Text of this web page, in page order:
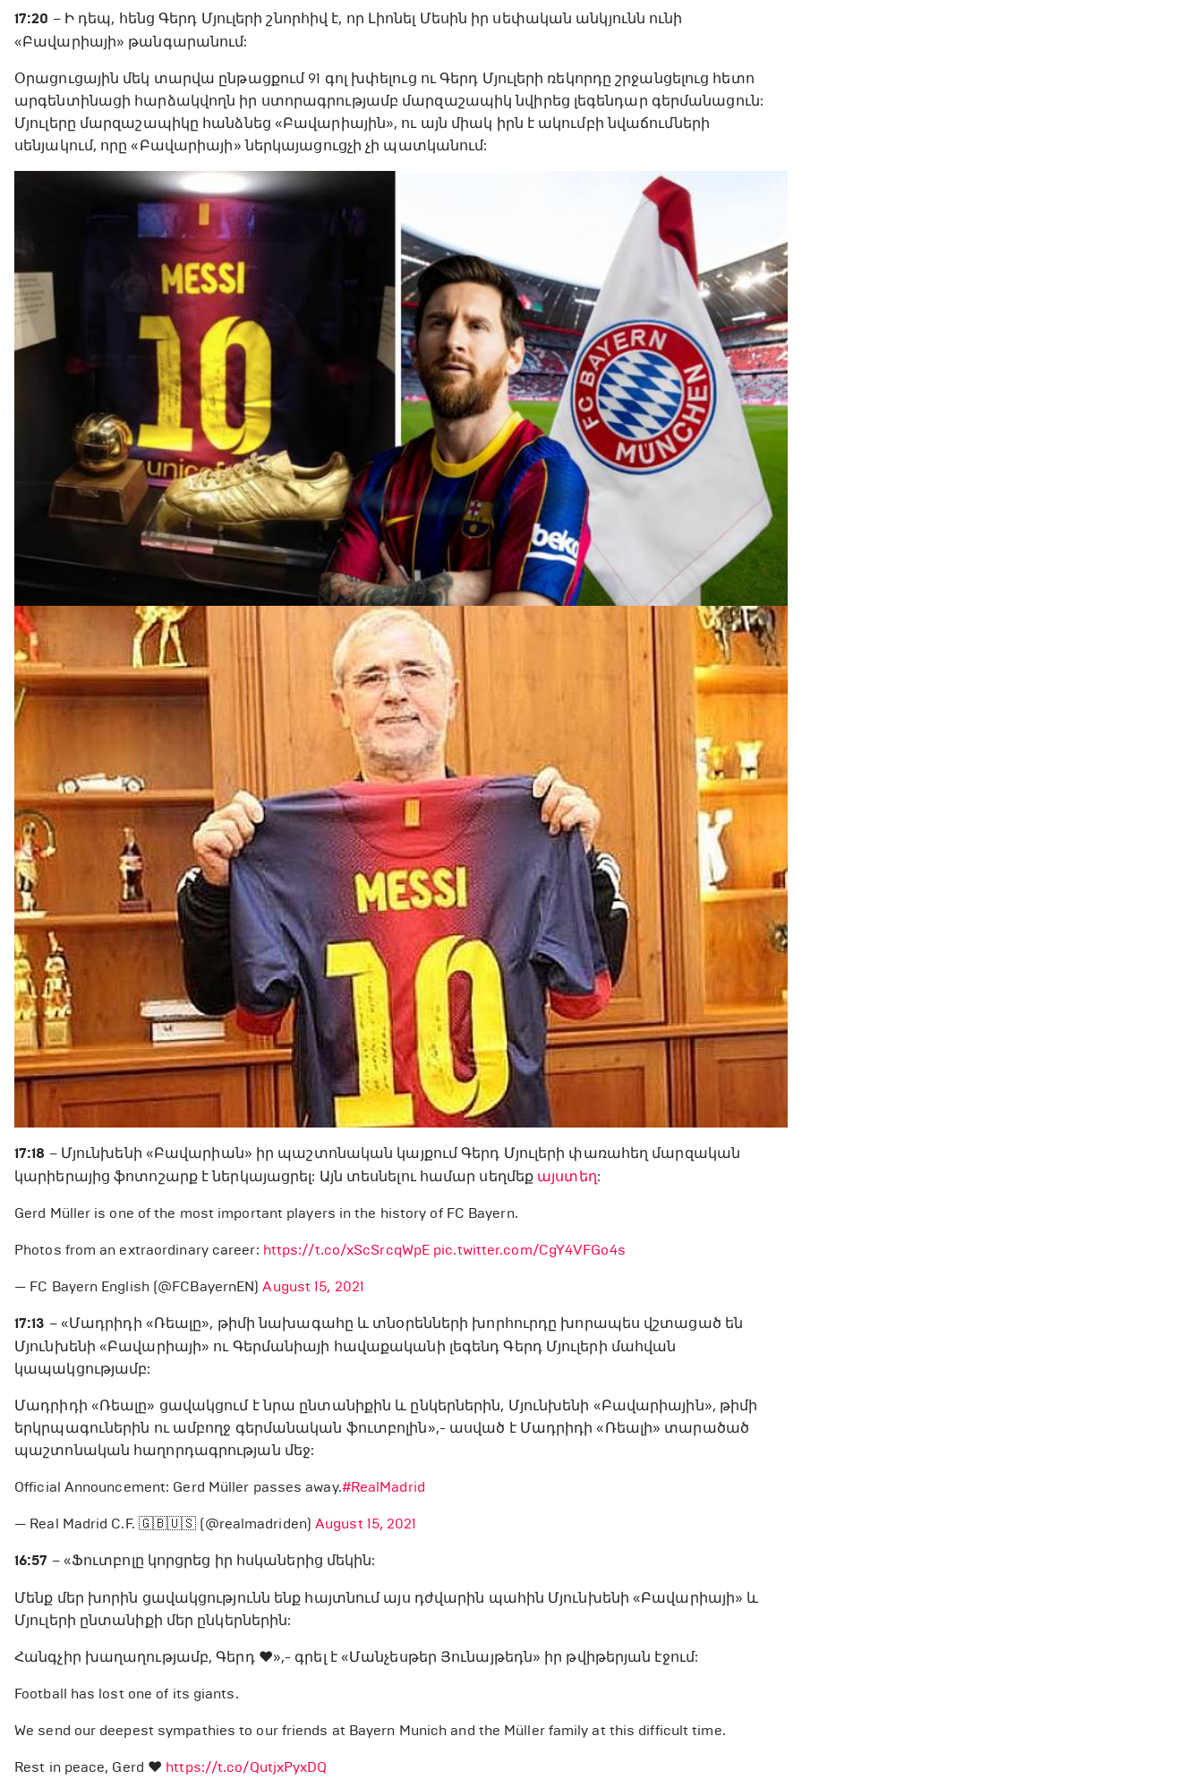
17:20 – Ի դեպ, հենց Գերդ Մյուլերի շնորհիվ է, որ Լիոնել Մեսին իր սեփական անկյունն ունի
«Բավարիայի» թանգարանում:
Օրացուցային մեկ տարվա ընթացքում 91 գոլ խփելուց ու Գերդ Մյուլերի ռեկորդը շրջանցելուց հետո
արգենտինացի հարձակվողն իր ստորագրությամբ մարզաշապիկ նվիրեց լեգենդար գերմանացուն:
Մյուլերը մարզաշապիկը հանձնեց «Բավարիային», ու այն միակ իրն է ակումբի նվաճումների
սենյակում, որը «Բավարիայի» ներկայացուցչի չի պատկանում:
17:18 – Մյունխենի «Բավարիան» իր պաշտոնական կայքում Գերդ Մյուլերի փառահեղ մարզական
կարիերայից ֆոտոշարք է ներկայացրել: Այն տեսնելու համար սեղմեք այստեղ:
Gerd Müller is one of the most important players in the history of FC Bayern.
Photos from an extraordinary career: https://t.co/xScSrcqWpE pic.twitter.com/CgY4VFGo4s
— FC Bayern English (@FCBayernEN)August 15, 2021
17:13 – «Մադրիդի «Ռեալը», թիմի նախագահը և տնօրենների խորհուրդը խորապես վշտացած են
Մյունխենի «Բավարիայի» ու Գերմանիայի հավաքականի լեգենդ Գերդ Մյուլերի մահվան
կապակցությամբ:
Մադրիդի «Ռեալը» ցավակցում է նրա ընտանիքին և ընկերներին, Մյունխենի «Բավարիային», թիմի
երկրպագուներին ու ամբողջ գերմանական ֆուտբոլին»,- ասված է Մադրիդի «Ռեալի» տարածած
պաշտոնական հաղորդագրության մեջ:
Official Announcement: Gerd Müller passes away.#RealMadrid
— Real Madrid C.F. 🇬🇧🇺🇸 (@realmadriden) August 15, 2021
16:57 – «Ֆուտբոլը կորցրեց իր հսկաներից մեկին:
Մենք մեր խորին ցավակցությունն ենք հայտնում այս դժվարին պահին Մյունխենի «Բավարիայի» և
Մյուլերի ընտանիքի մեր ընկերներին:
Հանգչիր խաղաղությամբ, Գերդ ❤️»,- գրել է «Մանչեսթեր Յունայթեդն» իր թվիթերյան էջում:
Football has lost one of its giants.
We send our deepest sympathies to our friends at Bayern Munich and the Müller family at this difficult time.
Rest in peace, Gerd ❤️ https://t.co/QutjxPyxDQ